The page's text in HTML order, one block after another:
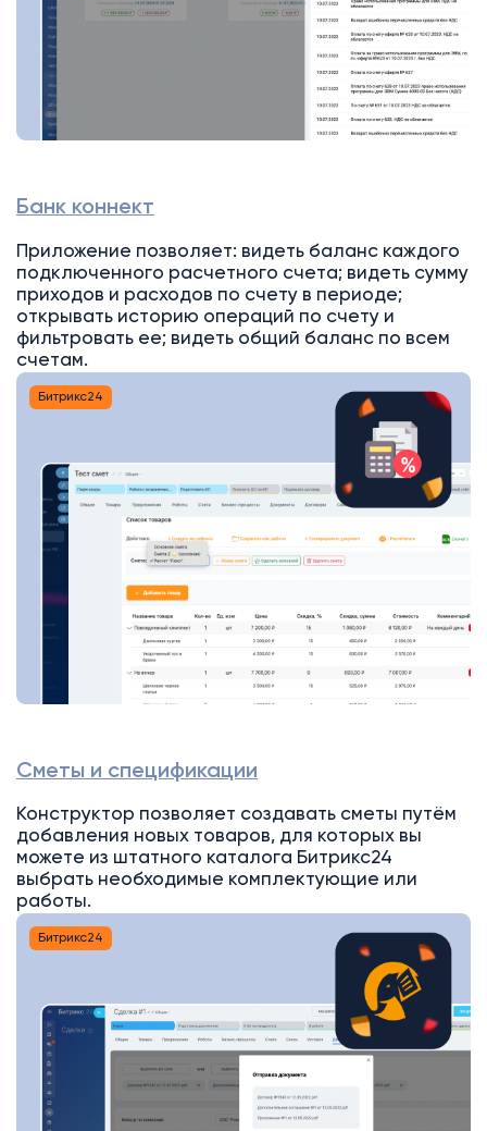
Банк коннект
Приложение позволяет: видеть баланс каждого
подключенного расчетного счета; видеть сумму
приходов и расходов по счету в периоде;
открывать историю операций по счету и
фильтровать ее; видеть общий баланс по всем
счетам.
Битрикс24
Сметы и спецификации
Конструктор позволяет создавать сметы путём
добавления новых товаров, для которых вы
можете из штатного каталога Битрикс24
выбрать необходимые комплектующие или
работы.
Битрикс24